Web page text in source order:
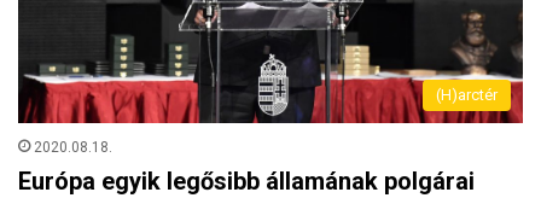
(H)arctér
2020.08.18.
Európa egyik legősibb államának polgárai